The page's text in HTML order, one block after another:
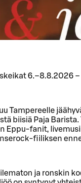
6.–8.8.2026
Tampereelle
biisiä Paja
Eppu-fanit,
fiiliksen
ja ronskin